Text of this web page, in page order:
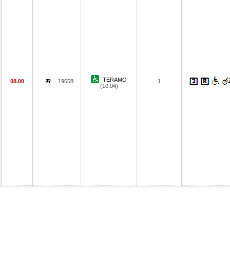
08.00 19658
TERAMO
(10.04)
1